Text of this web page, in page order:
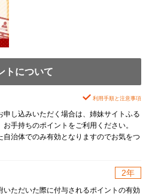
トについて
利用手順と注意事項
し込みいただく場合は、姉妹サイトふる
手持ちのポイントをご利用ください。
自治体でのみ有効となりますのでお気をつ
2年
いただいた際に付与されるポイントの有効